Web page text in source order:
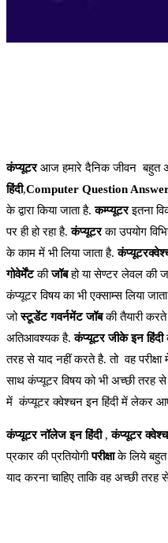
कंप्यूटरआज हमारे दैनिक जीवन बहुत
हिंदी,Computer Question
के द्वारा किया जाता है.कम्प्यूटरइतना
पर ही हो रहा है.कंप्यूटरका उपयोग
के काम में भी लिया जाता है.
गोवेर्मेंटकीजॉबहो या सेण्टर लेवल की
कंप्यूटर विषय का भी एक्साम्स लिया
जोस्टूडेंट गवर्नमेंट जॉबकी तैयारी करते
अतिआवश्यक है. कंप्यूटर जीके इन हिंदी
तरह से याद नहीं करते है. तो वह
साथ कंप्यूटर विषय को भी अच्छी
में कंप्यूटर क्वेश्चन इन हिंदी में लेकर
कंप्यूटर नॉलेज इन हिंदी,कंप्यूटर
प्रकार की प्रतियोगीपरीक्षाके लिये बहुत
याद करना चाहिए ताकि वह अच्छी